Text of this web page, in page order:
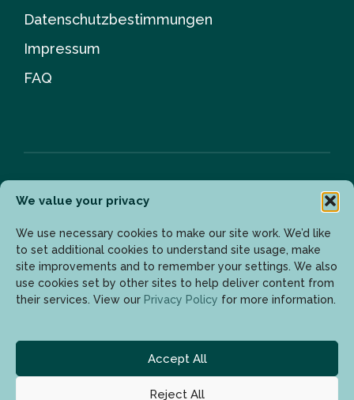
We value your privacy
We use necessary cookies to make our site work. We’d like
to set additional cookies to understand site usage, make
site improvements and to remember your settings. We also
use cookies set by other sites to help deliver content from
their services. View our Privacy Policy for more information.
Accept All
Reject All
Datenschutzbestimmungen
Impressum
FAQ
Newsletter
Geben Sie Ihre E-Mail-Adresse ein, um die neuesten
Updates zu erhalten.